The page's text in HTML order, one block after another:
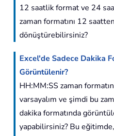
12 saatlik format ve 24
zaman formatını 12
dönüştürebilirsiniz?
Excel'de Sadece Dakika
Görüntülenir?
HH:MM:SS zaman
varsayalım ve şimdi bu
dakika formatında
yapabilirsiniz? Bu